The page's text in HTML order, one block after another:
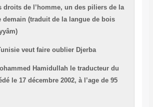
droits de l’homme, un des piliers de la
demain (traduit de la langue de bois
veut faire oublier Djerba
Hamidullah le traducteur du
le 17 décembre 2002, à l’age de 95